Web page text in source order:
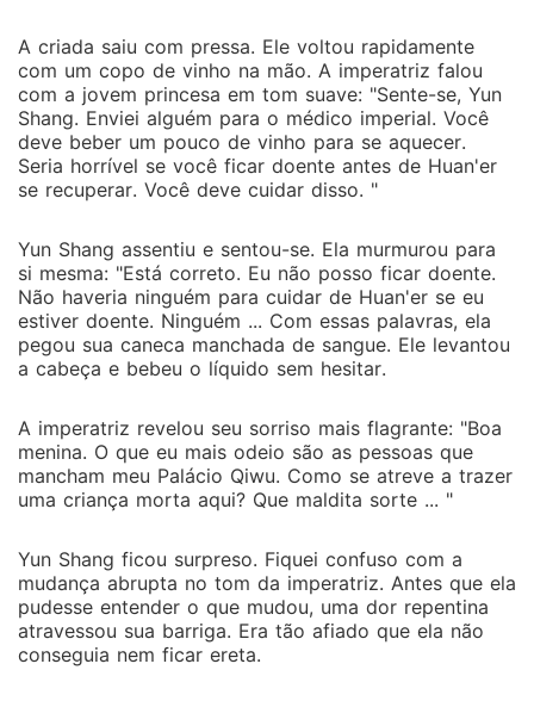
A criada saiu com pressa. Ele voltou rapidamente
com um copo de vinho na mão. A imperatriz falou
com a jovem princesa em tom suave: "Sente-se, Yun
Shang. Enviei alguém para o médico imperial. Você
deve beber um pouco de vinho para se aquecer.
Seria horrível se você ficar doente antes de Huan'er
se recuperar. Você deve cuidar disso. "
Yun Shang assentiu e sentou-se. Ela murmurou para
si mesma: "Está correto. Eu não posso ficar doente.
Não haveria ninguém para cuidar de Huan'er se eu
estiver doente. Ninguém ... Com essas palavras, ela
pegou sua caneca manchada de sangue. Ele levantou
a cabeça e bebeu o líquido sem hesitar.
A imperatriz revelou seu sorriso mais flagrante: "Boa
menina. O que eu mais odeio são as pessoas que
mancham meu Palácio Qiwu. Como se atreve a trazer
uma criança morta aqui? Que maldita sorte ... "
Yun Shang ficou surpreso. Fiquei confuso com a
mudança abrupta no tom da imperatriz. Antes que ela
pudesse entender o que mudou, uma dor repentina
atravessou sua barriga. Era tão afiado que ela não
conseguia nem ficar ereta.